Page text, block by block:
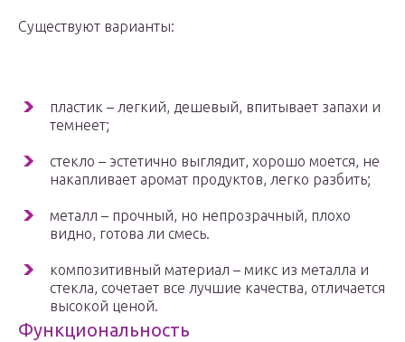
Существуют варианты:
пластик – легкий, дешевый, впитывает запахи и
темнеет;
стекло – эстетично выглядит, хорошо моется, не
накапливает аромат продуктов, легко разбить;
металл – прочный, но непрозрачный, плохо
видно, готова ли смесь.
композитивный материал – микс из металла и
стекла, сочетает все лучшие качества, отличается
высокой ценой.
Функциональность